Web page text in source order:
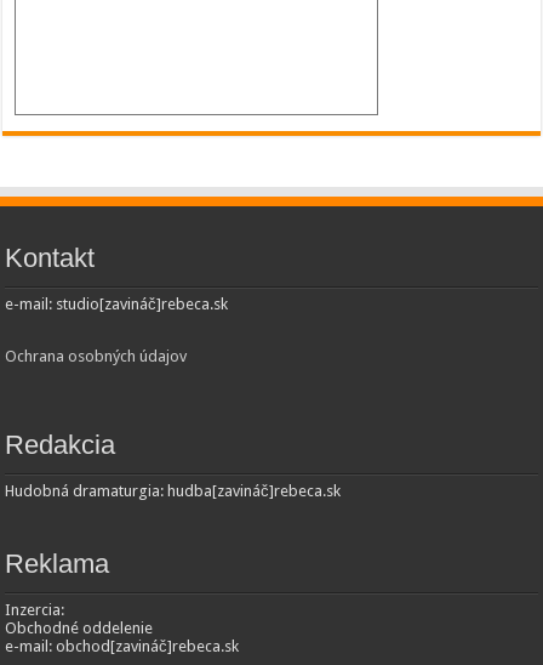
Kontakt
e-mail: studio[zavináč]rebeca.sk
Ochrana osobných údajov
Redakcia
Hudobná dramaturgia: hudba[zavináč]rebeca.sk
Reklama
Inzercia:
Obchodné oddelenie
e-mail: obchod[zavináč]rebeca.sk